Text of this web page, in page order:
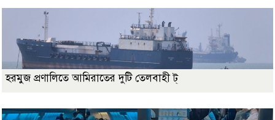
হরমুজ প্রণালিতে আমিরাতের দুটি তেলবাহী ট্